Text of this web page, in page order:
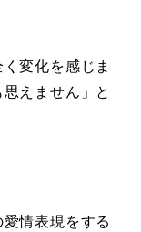
変化を感じま
えません」と
情表現をする